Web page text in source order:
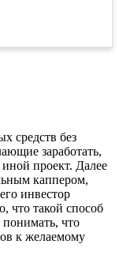
средств без
заработать,
проект. Далее
каппером,
инвестор
что такой способ
понимать, что
к желаемому